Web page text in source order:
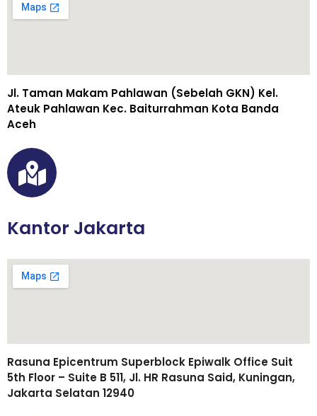
Jl. Taman Makam Pahlawan (Sebelah GKN) Kel.
Ateuk Pahlawan Kec. Baiturrahman Kota Banda
Aceh
Kantor Jakarta
Rasuna Epicentrum Superblock Epiwalk Office Suit
5th Floor – Suite B 511, Jl. HR Rasuna Said, Kuningan,
Jakarta Selatan 12940